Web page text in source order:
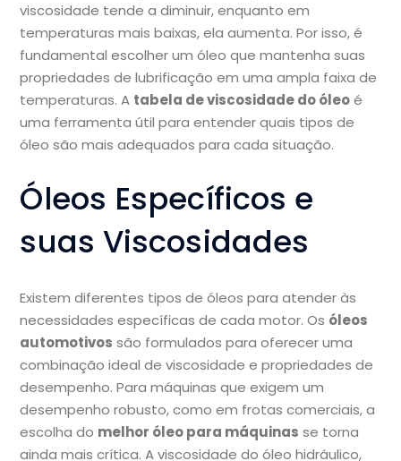
viscosidade tende a diminuir, enquanto em
temperaturas mais baixas, ela aumenta. Por isso, é
fundamental escolher um óleo que mantenha suas
propriedades de lubrificação em uma ampla faixa de
temperaturas. A tabela de viscosidade do óleoé
uma ferramenta útil para entender quais tipos de
óleo são mais adequados para cada situação.
Óleos Específicos e
suas Viscosidades
Existem diferentes tipos de óleos para atender às
necessidades específicas de cada motor. Os óleos
automotivos são formulados para oferecer uma
combinação ideal de viscosidade e propriedades de
desempenho. Para máquinas que exigem um
desempenho robusto, como em frotas comerciais, a
escolha do melhor óleo para máquinas se torna
ainda mais crítica. A viscosidade do óleo hidráulico,